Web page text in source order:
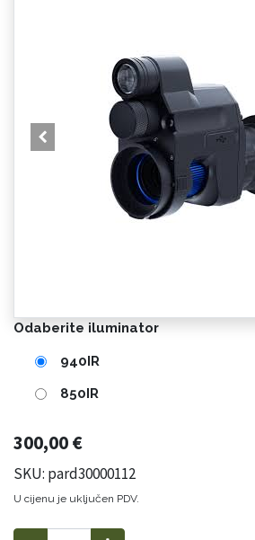
Odaberite iluminator
940IR
850IR
300,00€
SKU: pard30000112
U cijenu je uključen PDV.